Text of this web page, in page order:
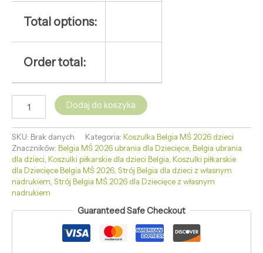
Total options:
Order total:
Dodaj do koszyka
SKU: Brak danych Kategoria: Koszulka Belgia MŚ 2026 dzieci
Znaczników: Belgia MŚ 2026 ubrania dla Dziecięce, Belgia ubrania
dla dzieci, Koszulki piłkarskie dla dzieci Belgia, Koszulki piłkarskie
dla Dziecięce Belgia MŚ 2026, Strój Belgia dla dzieci z własnym
nadrukiem, Strój Belgia MŚ 2026 dla Dziecięce z własnym
nadrukiem
Guaranteed Safe Checkout